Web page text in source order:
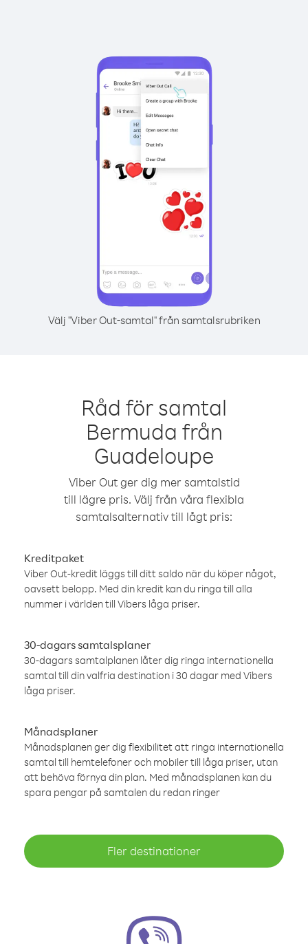
Välj "Viber Out-samtal" från samtalsrubriken
Råd för samtal
Bermuda från
Guadeloupe
Viber Out ger dig mer samtalstid
till lägre pris. Välj från våra flexibla
samtalsalternativ till lågt pris:
Kreditpaket
Viber Out-kredit läggs till ditt saldo när du köper något,
oavsett belopp. Med din kredit kan du ringa till alla
nummer i världen till Vibers låga priser.
30-dagars samtalsplaner
30-dagars samtalplanen låter dig ringa internationella
samtal till din valfria destination i 30 dagar med Vibers
låga priser.
Månadsplaner
Månadsplanen ger dig flexibilitet att ringa internationella
samtal till hemtelefoner och mobiler till låga priser, utan
att behöva förnya din plan. Med månadsplanen kan du
spara pengar på samtalen du redan ringer
Fler destinationer